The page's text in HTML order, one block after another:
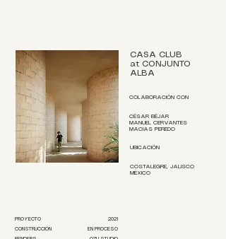
CASA CLUB
at CONJUNTO
ALBA
COLABORACIÓN CON
CÉSAR BÉJAR
MANUEL CERVANTES
MACIAS PEREDO
UBICACIÓN
COSTALEGRE, JALISCO
​MÉXICO
PROYECTO
CONSTRUCCIÓN
2021
EN PROCESO